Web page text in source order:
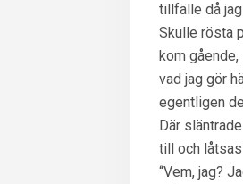
tillfälle då
Skulle rösta
kom
vad jag gör
egentligen
Där
till och
“Vem, jag?